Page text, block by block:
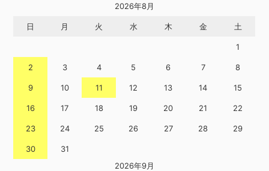
2026年8月
日 月 火 水 木 金 土
1
2 3 4 5 6 7 8
9 10 11 12 13 14 15
16 17 18 19 20 21 22
23 24 25 26 27 28 29
30
31
2026年9月